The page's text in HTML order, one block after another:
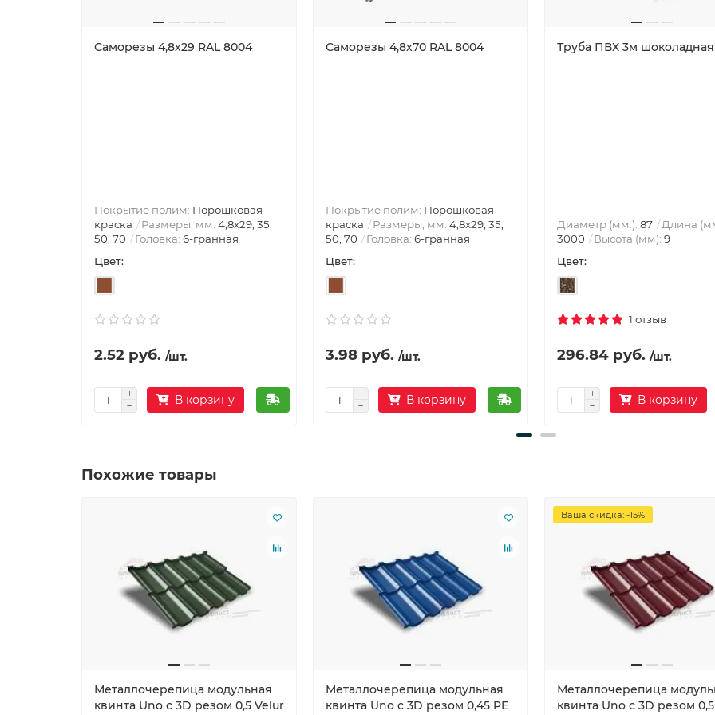
Саморезы 4,8х29 RAL 8004
Покрытие полим: Порошковая
краска
Размеры, мм: 4,8х29, 35,
50, 70
Головка: 6-гранная
Цвет:
2.52 руб. /шт.
В корзину
Саморезы 4,8х70 RAL 8004
Покрытие полим: Порошковая
краска
Размеры, мм: 4,8х29, 35,
50, 70
Головка: 6-гранная
Цвет:
3.98 руб. /шт.
В корзину
Труба ПВХ 3м шоколадная
Диаметр (мм.): 87
Длина
3000
Высота (мм): 9
Цвет:
1 отзыв
296.84 руб. /шт.
В корзину
Похожие товары
Металлочерепица модульная
квинта Uno c 3D резом 0,5 Velur
Металлочерепица модульная
квинта Uno c 3D резом 0,45 PE
Ваша скидка: -15%
Металлочерепица
квинта Uno c 3D резом 0,5